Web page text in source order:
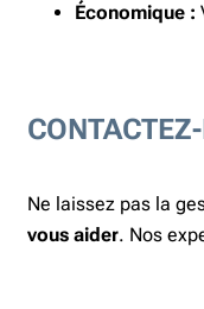
Économique :
Ne laissez pas la
vous aider. Nos